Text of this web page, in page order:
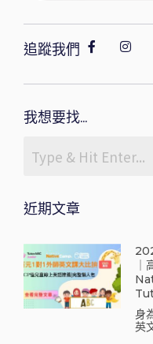
追蹤我們
我想要找...
近期文章
身
英